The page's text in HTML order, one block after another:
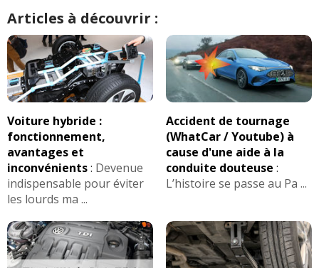
18/20
18/20 320d 184 ch Bva8 Pack sport(0
320d 184 ch Bva sport Steptronic 8
140000km 2 (0 )
18/20
320d 184 ch BV 6,112000
kms,2013,pack M(0 )
2013, fi(0 )
15/20 320d 184 ch Finition luxury.(0 )
Articles à découvrir :
Voiture hybride :
fonctionnement,
avantages et
inconvénients: Devenue
indispensable pour éviter
les lourds ma ...
Accident de tournage
(WhatCar / Youtube) à
cause d'une aide à la
conduite douteuse :
L’histoire se passe au Pa ...